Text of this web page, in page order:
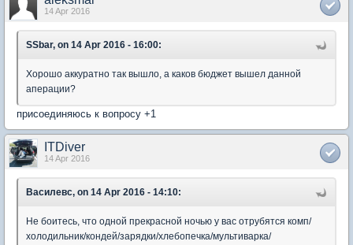
14 Apr 2016
SSbar, on 14 Apr 2016 - 16:00:
Хорошо аккуратно так вышло, а каков бюджет вышел данной
аперации?
присоединяюсь к вопросу +1
ITDiver
14 Apr 2016
Василевс, on 14 Apr 2016 - 14:10:
Не боитесь, что одной прекрасной ночью у вас отрубятся комп/
холодильник/кондей/зарядки/хлебопечка/мультиварка/